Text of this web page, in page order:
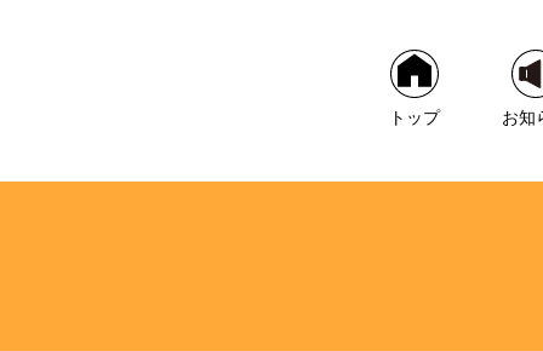
トップ お知